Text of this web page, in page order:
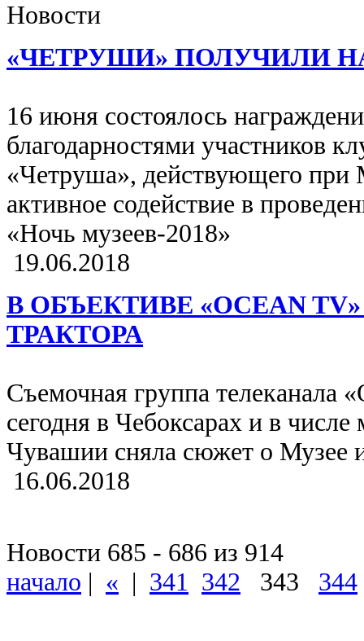
Новости
«ЧЕТРУШИ» ПОЛУЧИЛИ
16 июня состоялось
благодарностями участников
«Четруша», действующего при
активное содействие в
«Ночь музеев-2018»
19.06.2018
В ОБЪЕКТИВЕ «OCEAN
ТРАКТОРА
Съемочная группа телеканала
сегодня в Чебоксарах и в
Чувашии сняла сюжет о Музее
16.06.2018
Новости 685 - 686 из 914
начало | « | 341 342 343 344